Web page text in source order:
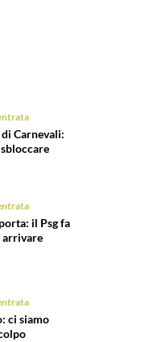
Carnevali:
il Psg fa
arrivare
ci siamo